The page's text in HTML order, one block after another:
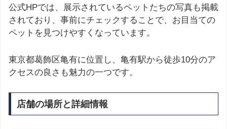
公式HPでは、展示されているペットたちの写真も掲載
されており、事前にチェックすることで、お目当ての
ペットを見つけやすくなっています。
東京都葛飾区亀有に位置し、亀有駅から徒歩10分のア
クセスの良さも魅力の一つです。
店舗の場所と詳細情報